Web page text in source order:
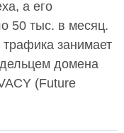
а его
50 тыс. в месяц.
занимает
домена
(Future